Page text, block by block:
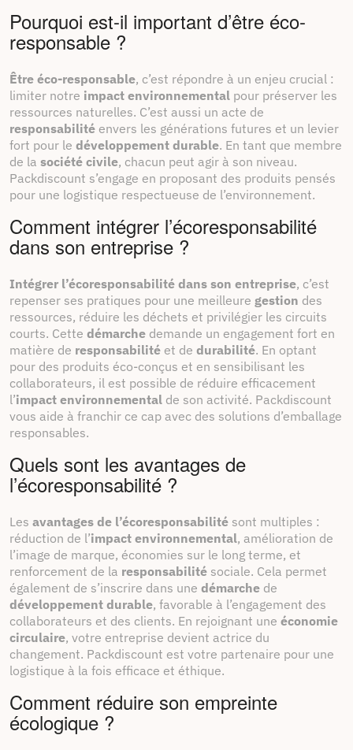
Pourquoi est-il important d’être éco-
responsable ?
Être éco-responsable, c’est répondre à un enjeu crucial :
limiter notre impact environnemental pour préserver les
ressources naturelles. C’est aussi un acte de
responsabilité envers les générations futures et un levier
fort pour le développement durable. En tant que membre
de la société civile, chacun peut agir à son niveau.
Packdiscount s’engage en proposant des produits pensés
pour une logistique respectueuse de l’environnement.
Comment intégrer l’écoresponsabilité
dans son entreprise ?
Intégrer l’écoresponsabilité dans son entreprise, c’est
repenser ses pratiques pour une meilleure gestion des
ressources, réduire les déchets et privilégier les circuits
courts. Cette démarche demande un engagement fort en
matière de responsabilité et de durabilité. En optant
pour des produits éco-conçus et en sensibilisant les
collaborateurs, il est possible de réduire efficacement
l’impact environnemental de son activité. Packdiscount
vous aide à franchir ce cap avec des solutions d’emballage
responsables.
Quels sont les avantages de
l’écoresponsabilité ?
Les avantages de l’écoresponsabilité sont multiples :
réduction de l’impact environnemental, amélioration de
l’image de marque, économies sur le long terme, et
renforcement de la responsabilité sociale. Cela permet
également de s’inscrire dans une démarche de
développement durable, favorable à l’engagement des
collaborateurs et des clients. En rejoignant une économie
circulaire, votre entreprise devient actrice du
changement. Packdiscount est votre partenaire pour une
logistique à la fois efficace et éthique.
Comment réduire son empreinte
écologique ?